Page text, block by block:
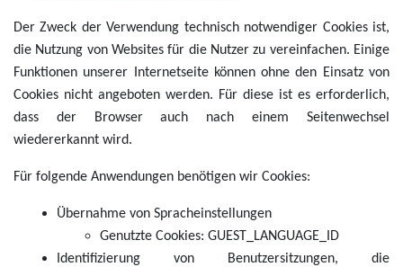
Der Zweck der Verwendung technisch notwendiger Cookies ist,
die Nutzung von Websites für die Nutzer zu vereinfachen. Einige
Funktionen unserer Internetseite können ohne den Einsatz von
Cookies nicht angeboten werden. Für diese ist es erforderlich,
dass der Browser auch nach einem Seitenwechsel
wiedererkannt wird.
Für folgende Anwendungen benötigen wir Cookies:
Übernahme von Spracheinstellungen
Genutzte Cookies: GUEST_LANGUAGE_ID
Identifizierung von Benutzersitzungen, die